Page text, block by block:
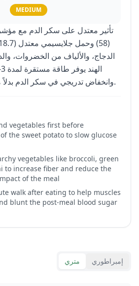
MEDIUM
تأثير معتدل على سكر الدم مع
الدجاج، والألياف من الخضروات،
وانخفاض تدريجي في سكر الدم بدلاً من الارتفاع المفاجئ.
vegetables first before
the sweet potato to slow glucose
vegetables like broccoli, green
to increase fiber and reduce the
of the meal
walk after eating to help muscles
blunt the post-meal blood sugar
متري إمبراطوري